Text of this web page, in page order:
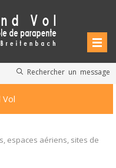
Rechercher un message
Vol
espaces aériens, sites de